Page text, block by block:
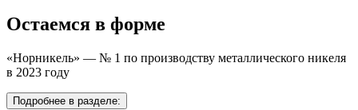
Остаемся в форме
«Норникель» — № 1 по производству металлического никеля
в 2023 году
Подробнее в разделе: